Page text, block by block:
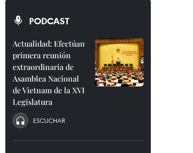
PODCAST
Actualidad: Efectúan
primera reunión
extraordinaria de
Asamblea Nacional
de Vietnam de la XVI
Legislatura
ESCUCHAR